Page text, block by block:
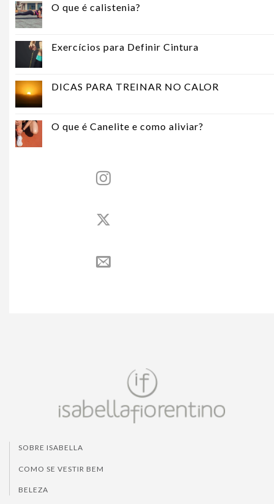
O que é calistenia?
Exercícios para Definir Cintura
DICAS PARA TREINAR NO CALOR
O que é Canelite e como aliviar?
SOBRE ISABELLA
COMO SE VESTIR BEM
BELEZA